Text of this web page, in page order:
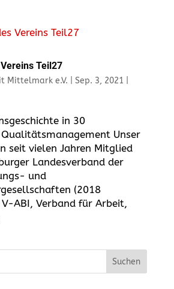
Teil27
Mittelmark e.V. Sep. 3, 2021
in 30
Unser
seit vielen Jahren Mitglied
Landesverband der
und
(2018
ABI, Verband für Arbeit,
Suchen